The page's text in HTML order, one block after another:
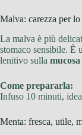
Malva: carezza per
La malva è più
stomaco sensibile. È
lenitivo sulla
Come prepararla:
Infuso 10 minuti,
Menta: fresca, utile,